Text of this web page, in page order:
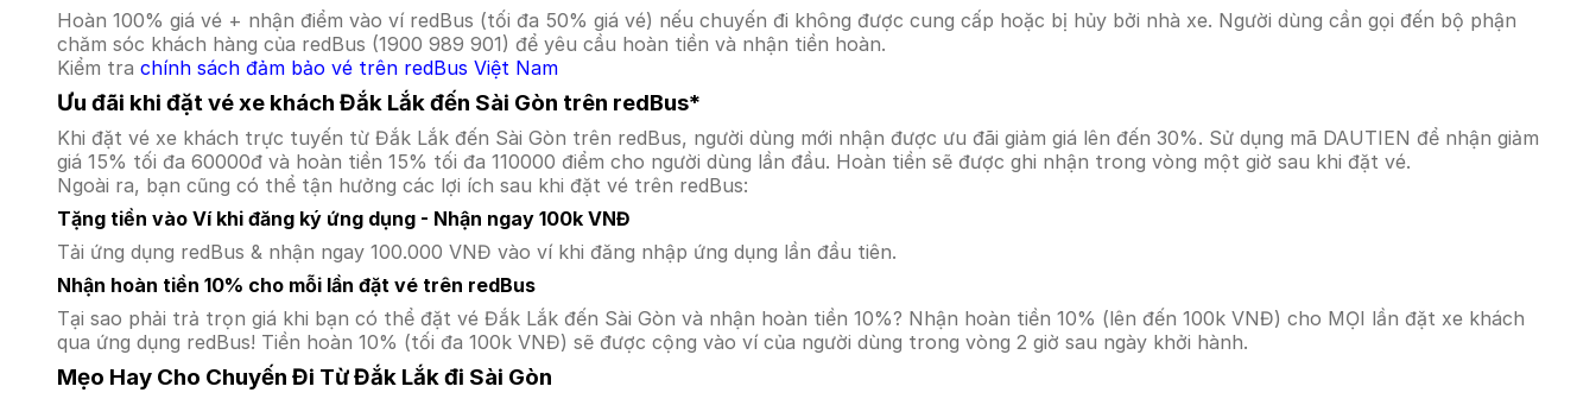
Hoàn 100% giá vé + nhận điểm vào ví redBus (tối đa 50% giá vé) nếu chuyến đi không được cung cấp hoặc bị hủy bởi nhà xe. Người dùng cần gọi đến bộ phận
chăm sóc khách hàng của redBus (1900 989 901) để yêu cầu hoàn tiền và nhận tiền hoàn.
Kiểm tra chính sách đảm bảo vé trên redBus Việt Nam
Ưu đãi khi đặt vé xe khách Đắk Lắk đến Sài Gòn trên redBus*
Khi đặt vé xe khách trực tuyến từ Đắk Lắk đến Sài Gòn trên redBus, người dùng mới nhận được ưu đãi giảm giá lên đến 30%. Sử dụng mã DAUTIEN để nhận giảm
giá 15% tối đa 60000đ và hoàn tiền 15% tối đa 110000 điểm cho người dùng lần đầu. Hoàn tiền sẽ được ghi nhận trong vòng một giờ sau khi đặt vé.
Ngoài ra, bạn cũng có thể tận hưởng các lợi ích sau khi đặt vé trên redBus:
Tặng tiền vào Ví khi đăng ký ứng dụng - Nhận ngay 100k VNĐ
Tải ứng dụng redBus & nhận ngay 100.000 VNĐ vào ví khi đăng nhập ứng dụng lần đầu tiên.
Nhận hoàn tiền 10% cho mỗi lần đặt vé trên redBus
Tại sao phải trả trọn giá khi bạn có thể đặt vé Đắk Lắk đến Sài Gòn và nhận hoàn tiền 10%? Nhận hoàn tiền 10% (lên đến 100k VNĐ) cho MỌI lần đặt xe khách
qua ứng dụng redBus! Tiền hoàn 10% (tối đa 100k VNĐ) sẽ được cộng vào ví của người dùng trong vòng 2 giờ sau ngày khởi hành.
Mẹo Hay Cho Chuyến Đi Từ Đắk Lắk đi Sài Gòn